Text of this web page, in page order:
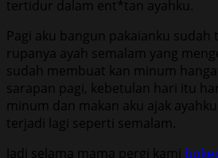
tertidur dalam ent*tan ayahku.
Pagi aku bangun pakaianku sudah
rupanya ayah semalam yang
sudah membuat kan minum
sarapan pagi, kebetulan hari itu
minum dan makan aku ajak
terjadi lagi seperti semalam.
Jadi selama mama pergi kami